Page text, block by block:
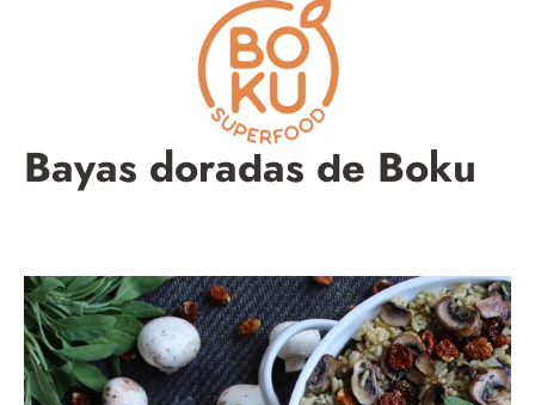
Bayas doradas de Boku